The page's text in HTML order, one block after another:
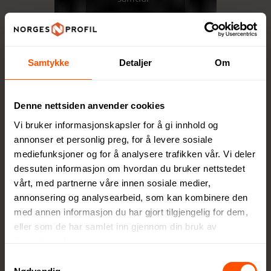
Samtykke Detaljer Om
Denne nettsiden anvender cookies
Vi bruker informasjonskapsler for å gi innhold og
annonser et personlig preg, for å levere sosiale
mediefunksjoner og for å analysere trafikken vår. Vi deler
dessuten informasjon om hvordan du bruker nettstedet
vårt, med partnerne våre innen sosiale medier,
annonsering og analysearbeid, som kan kombinere den
med annen informasjon du har gjort tilgjengelig for dem,
eller som de har samlet inn gjennom din bruk av
g som
n
Gjenno
m høy
kvalitet,
funksjo
nalitet
og
ansvarli
ge valg
tilbyr